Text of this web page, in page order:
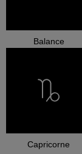
Balance
Capricorne